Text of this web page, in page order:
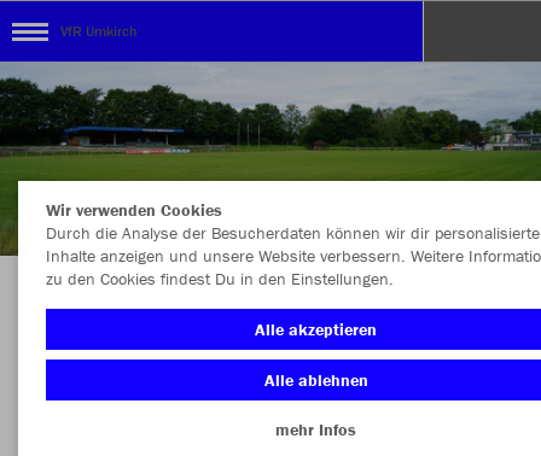
VfR Umkirch
Herzlich Willkommen im Teamshop VfR
Umkirch
Wir verwenden Cookies
Durch die Analyse der Besucherdaten können wir dir personalisierte
Inhalte anzeigen und unsere Website verbessern. Weitere
zu den Cookies findest Du in den Einstellungen.
Alle akzeptieren
Alle ablehnen
mehr Infos